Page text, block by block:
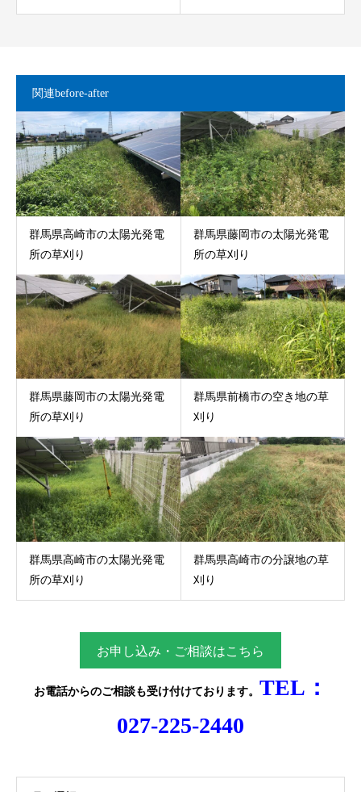
関連before-after
群馬県高崎市の太陽光発電
所の草刈り
群馬県藤岡市の太陽光発電
所の草刈り
群馬県藤岡市の太陽光発電
所の草刈り
群馬県前橋市の空き地の草
刈り
群馬県高崎市の太陽光発電
所の草刈り
群馬県高崎市の分譲地の草
刈り
お申し込み・ご相談はこちら
お電話からのご相談も受け付けております。 TEL：
027-225-2440